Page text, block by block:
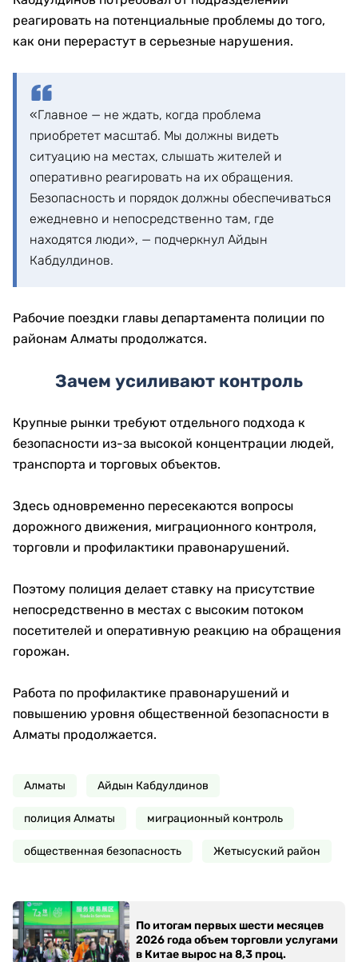
реагировать на потенциальные проблемы до того,
как они перерастут в серьезные нарушения.
«Главное — не ждать, когда проблема
приобретет масштаб. Мы должны видеть
ситуацию на местах, слышать жителей и
оперативно реагировать на их обращения.
Безопасность и порядок должны обеспечиваться
ежедневно и непосредственно там, где
находятся люди», — подчеркнул Айдын
Кабдулдинов.
Рабочие поездки главы департамента полиции по
районам Алматы продолжатся.
Зачем усиливают контроль
Крупные рынки требуют отдельного подхода к
безопасности из-за высокой концентрации людей,
транспорта и торговых объектов.
Здесь одновременно пересекаются вопросы
дорожного движения, миграционного контроля,
торговли и профилактики правонарушений.
Поэтому полиция делает ставку на присутствие
непосредственно в местах с высоким потоком
посетителей и оперативную реакцию на обращения
горожан.
Работа по профилактике правонарушений и
повышению уровня общественной безопасности в
Алматы продолжается.
Алматы Айдын Кабдулдинов
полиция Алматы миграционный контроль
общественная безопасность Жетысуский район
По итогам первых шести месяцев
2026 года объем торговли услугами
в Китае вырос на 8,3 проц.